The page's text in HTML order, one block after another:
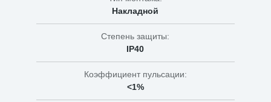
Накладной
Степень защиты:
IP40
Коэффициент пульсации:
<1%